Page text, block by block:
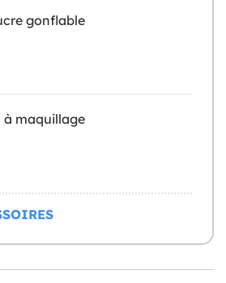
gonflable
à maquillage